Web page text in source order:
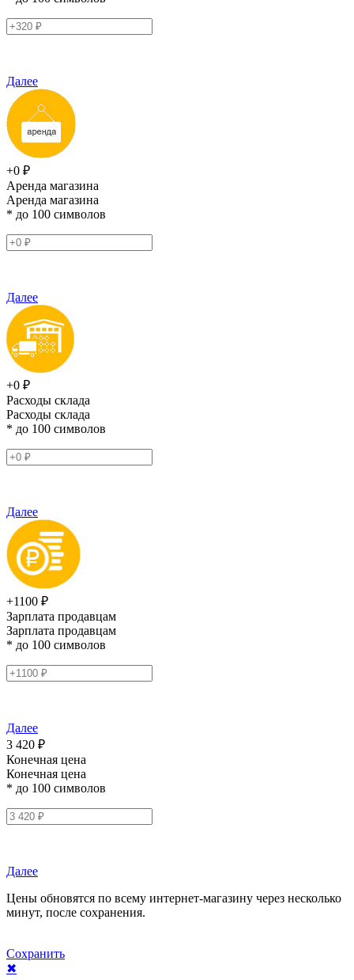
Далее
+0 ₽
Аренда магазина
Аренда магазина
* до 100 символов
Далее
+0 ₽
Расходы склада
Расходы склада
* до 100 символов
Далее
+1100 ₽
Зарплата продавцам
Зарплата продавцам
* до 100 символов
Далее
3 420 ₽
Конечная цена
Конечная цена
* до 100 символов
Далее
Цены обновятся по всему интернет-магазину через несколько
минут, после сохранения.
Сохранить
✖